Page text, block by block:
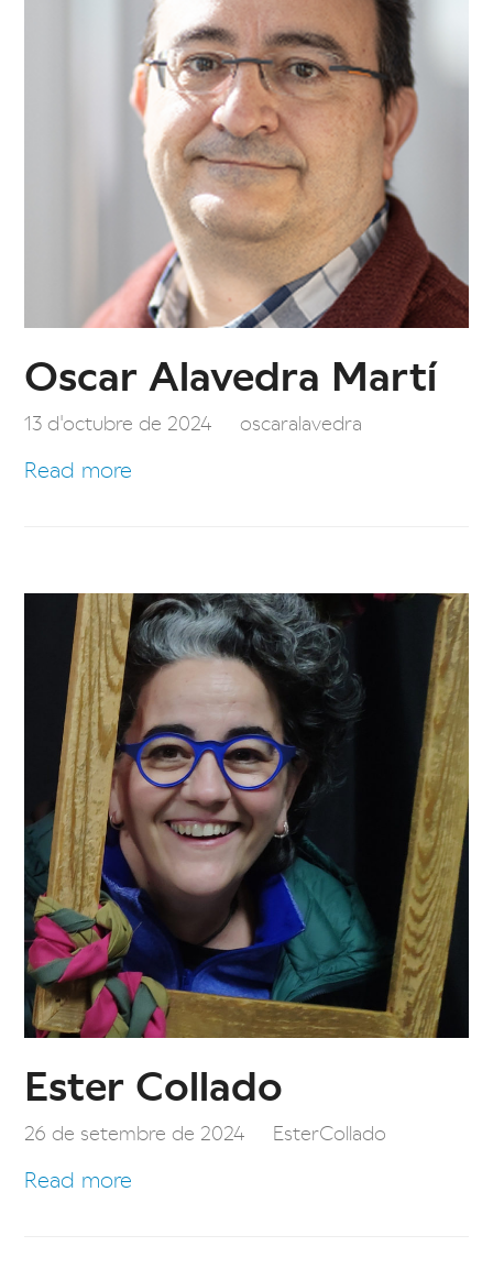
Oscar Alavedra Martí
13 d'octubre de 2024 oscaralavedra
Read more
Ester Collado
26 de setembre de 2024 EsterCollado
Read more